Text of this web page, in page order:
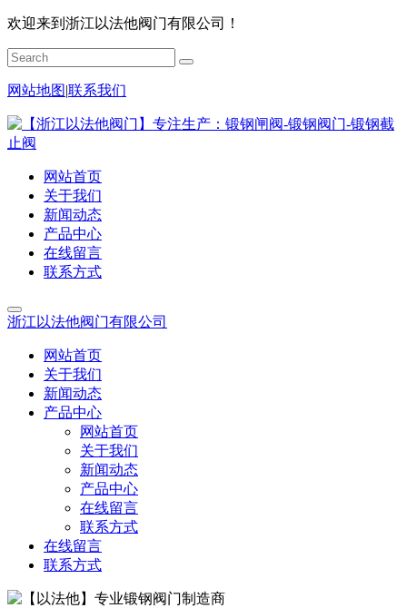
欢迎来到浙江以法他阀门有限公司！
网站地图|联系我们
网站首页
关于我们
新闻动态
产品中心
在线留言
联系方式
浙江以法他阀门有限公司
网站首页
关于我们
新闻动态
产品中心
网站首页
关于我们
新闻动态
产品中心
在线留言
联系方式
在线留言
联系方式